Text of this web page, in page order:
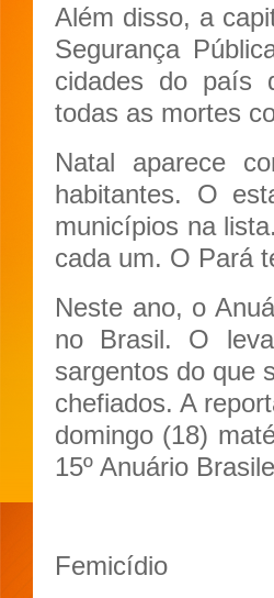
Além disso, a
Segurança
cidades do país
todas as mortes
Natal aparece
habitantes. O
municípios na
cada um. O Pará
Neste ano, o
no Brasil. O
sargentos do que
chefiados. A
domingo (18)
15º Anuário
Femicídio